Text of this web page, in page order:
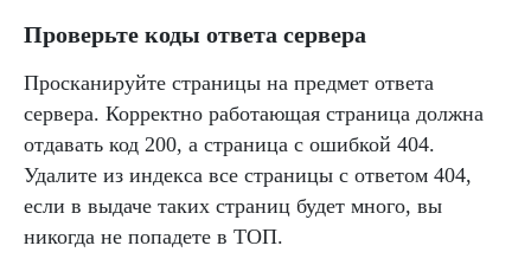
Проверьте коды ответа сервера
Просканируйте страницы на предмет ответа
сервера. Корректно работающая страница должна
отдавать код 200, а страница с ошибкой 404.
Удалите из индекса все страницы с ответом 404,
если в выдаче таких страниц будет много, вы
никогда не попадете в ТОП.